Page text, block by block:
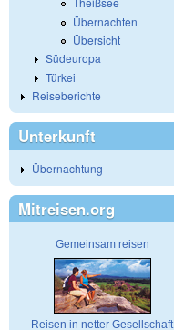
Übernachten
Übersicht
Südeuropa
Türkei
Reiseberichte
Unterkunft
Übernachtung
Mitreisen.org
Gemeinsam reisen
Reisen in netter Gesellschaft